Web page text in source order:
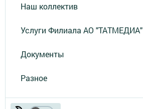
Наш коллектив
Услуги Филиала АО "ТАТМЕДИА"
Документы
Разное